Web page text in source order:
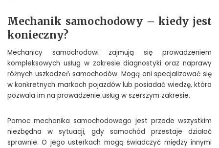
Mechanik samochodowy – kiedy jest
konieczny?
Mechanicy samochodowi zajmują się prowadzeniem
kompleksowych usług w zakresie diagnostyki oraz naprawy
różnych uszkodzeń samochodów. Mogą oni specjalizować się
w konkretnych markach pojazdów lub posiadać wiedzę, która
pozwala im na prowadzenie usług w szerszym zakresie.
Pomoc mechanika samochodowego jest przede wszystkim
niezbędna w sytuacji, gdy samochód przestaje działać
sprawnie. O jego usterkach mogą świadczyć między innymi